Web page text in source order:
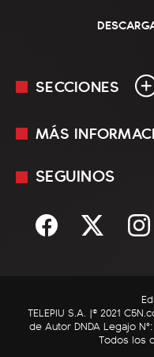
SECCIONES
En Vivo
Sociedad
C5N Autos
RatingCero
MÁS
Mediakit
Términos y
SEGUINOS
TELEPIU S.A. |© 2021
de Autor DNDA Legajo
Todos los